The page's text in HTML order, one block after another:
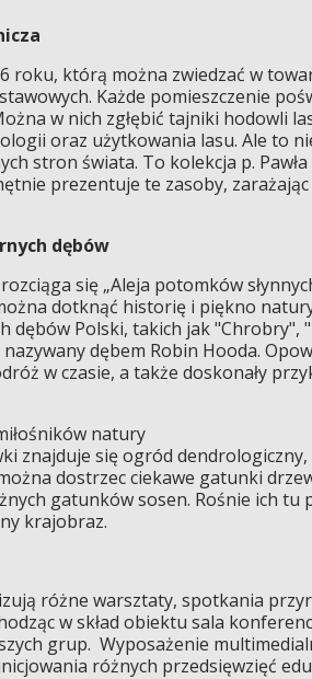
roku, którą można zwiedzać w
Każde pomieszczenie
w nich zgłębić tajniki hodowli
oraz użytkowania lasu. Ale to
stron świata. To kolekcja p.
prezentuje te zasoby,
dębów
się „Aleja potomków
dotknąć historię i piękno
dębów Polski, takich jak "Chrobry",
dębem Robin Hooda.
w czasie, a także doskonały
natury
znajduje się ogród
dostrzec ciekawe gatunki
gatunków sosen. Rośnie ich tu
krajobraz.
różne warsztaty, spotkania
w skład obiektu sala
grup. Wyposażenie
różnych przedsięwzięć